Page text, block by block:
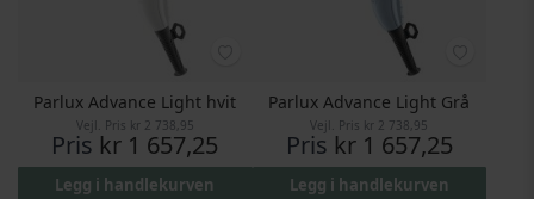
Parlux Advance Light hvit
Vejl. Pris kr 2 738,95
Pris kr 1 657,25
Legg i handlekurven
Parlux Advance Light Grå
Vejl. Pris kr 2 738,95
Pris kr 1 657,25
Legg i handlekurven